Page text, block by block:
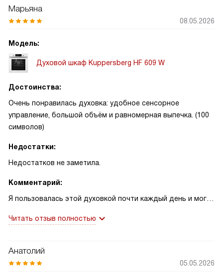
Марьяна
08.05.2026
Модель:
Духовой шкаф Kuppersberg HF 609 W
Достоинства:
Очень понравилась духовка: удобное сенсорное
управление, большой объём и равномерная выпечка. (100
символов)
Недостатки:
Недостатков не заметила.
Комментарий:
Я пользовалась этой духовкой почти каждый день и могу
программатор и цифровой дисплей просты в освоении,
пространство реально помогает готовить на семью. Как-
Читать отзыв полностью
Анатолий
05.05.2026